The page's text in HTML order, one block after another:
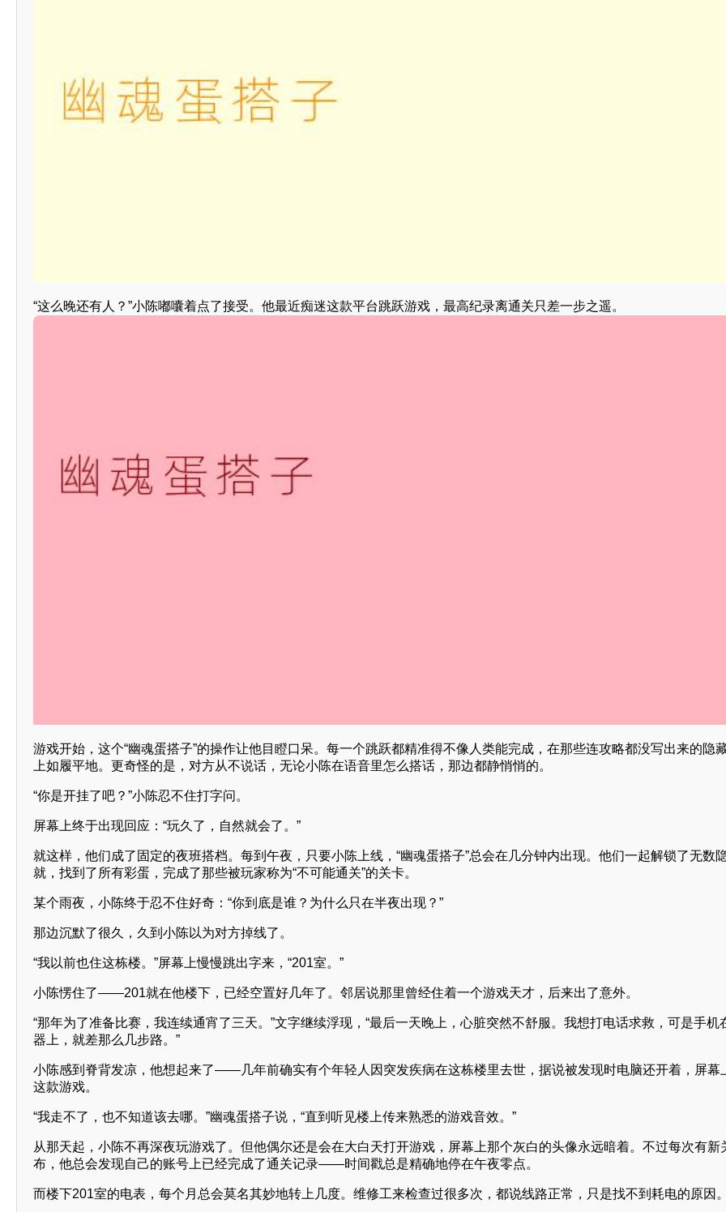
“这么晚还有人？”小陈嘟囔着点了接受。他最近痴迷这款平台跳跃游戏，最高纪录离通关只差一步之遥。
游戏开始，这个“幽魂蛋搭子”的操作让他目瞪口呆。每一个跳跃都精准得不像人类能完成，在那些连攻略都没写出来的隐
上如履平地。更奇怪的是，对方从不说话，无论小陈在语音里怎么搭话，那边都静悄悄的。
“你是开挂了吧？”小陈忍不住打字问。
屏幕上终于出现回应：“玩久了，自然就会了。”
就这样，他们成了固定的夜班搭档。每到午夜，只要小陈上线，“幽魂蛋搭子”总会在几分钟内出现。他们一起解锁了无数
就，找到了所有彩蛋，完成了那些被玩家称为“不可能通关”的关卡。
某个雨夜，小陈终于忍不住好奇：“你到底是谁？为什么只在半夜出现？”
那边沉默了很久，久到小陈以为对方掉线了。
“我以前也住这栋楼。”屏幕上慢慢跳出字来，“201室。”
小陈愣住了——201就在他楼下，已经空置好几年了。邻居说那里曾经住着一个游戏天才，后来出了意外。
“那年为了准备比赛，我连续通宵了三天。”文字继续浮现，“最后一天晚上，心脏突然不舒服。我想打电话求救，可是手机
器上，就差那么几步路。”
小陈感到脊背发凉，他想起来了——几年前确实有个年轻人因突发疾病在这栋楼里去世，据说被发现时电脑还开着，屏幕
这款游戏。
“我走不了，也不知道该去哪。”幽魂蛋搭子说，“直到听见楼上传来熟悉的游戏音效。”
从那天起，小陈不再深夜玩游戏了。但他偶尔还是会在大白天打开游戏，屏幕上那个灰白的头像永远暗着。不过每次有新
布，他总会发现自己的账号上已经完成了通关记录——时间戳总是精确地停在午夜零点。
而楼下201室的电表，每个月总会莫名其妙地转上几度。维修工来检查过很多次，都说线路正常，只是找不到耗电的原因